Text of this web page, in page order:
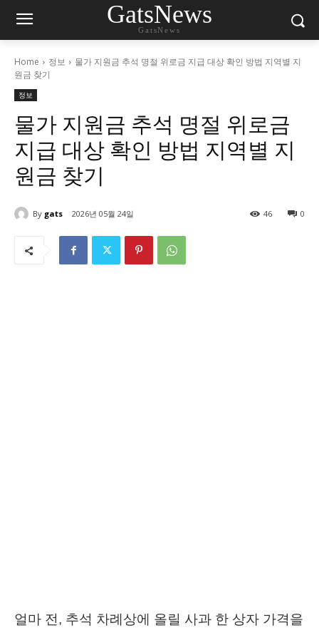
GatsNews
GatsNews
Home 정보
물가 지원금 추석 명절 위로금 지급 대상 확인 방법 지역별 지
원금 찾기
정보
물가 지원금 추석 명절 위로금
지급 대상 확인 방법 지역별 지
원금 찾기
By gats 2026년 05월 24일 0
46
얼마 전, 추석 차례상에 올릴 사과 한 상자 가격을